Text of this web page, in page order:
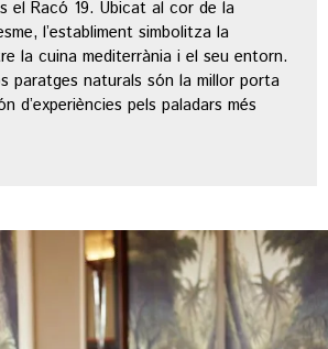
el Racó 19. Ubicat al cor de la
l’establiment simbolitza la
la cuina mediterrània i el seu entorn.
paratges naturals són la millor porta
d’experiències pels paladars més